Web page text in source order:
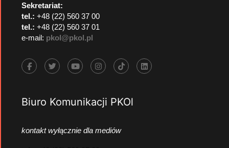
Sekretariat:
tel.: +48 (22) 560 37 00
tel.: +48 (22) 560 37 01
e-mail: pkol@pkol.pl
Biuro Komunikacji PKOl
kontakt wyłącznie dla mediów